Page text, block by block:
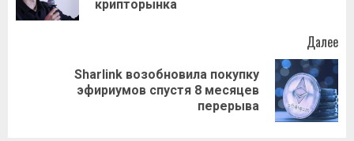
крипторынка
Далее
Следующая
Sharlink возобновила покупку
эфириумов спустя 8 месяцев
перерыва